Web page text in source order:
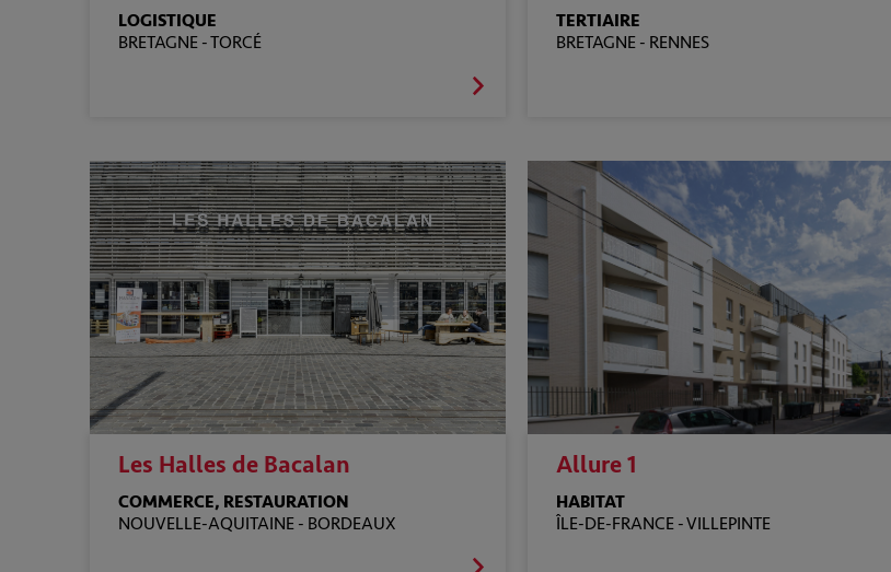
LOGISTIQUE
BRETAGNE -TORCÉ
TERTIAIRE
BRETAGNE - RENNES
Les Halles de Bacalan
COMMERCE, RESTAURATION
NOUVELLE-AQUITAINE - BORDEAUX
Allure 1
HABITAT
ÎLE-DE-FRANCE -VILLEPINTE